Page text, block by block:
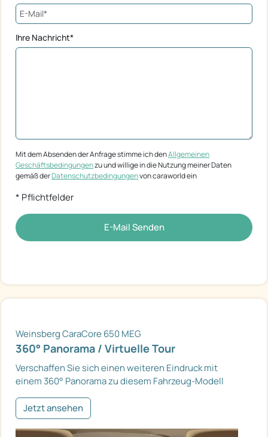
Ihre Nachricht*
Mit dem Absenden der Anfrage stimme ich denAllgemeinen
Geschäftsbedingungenzu und willige in die Nutzung meiner Daten
gemäß derDatenschutzbedingungenvon caraworld ein
* Pflichtfelder
E-Mail Senden
Weinsberg CaraCore 650 MEG
360° Panorama / Virtuelle Tour
Verschaffen Sie sich einen weiteren Eindruck mit
einem 360° Panorama zu diesem Fahrzeug-Modell
Jetzt ansehen